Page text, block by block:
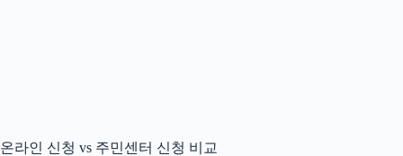
온라인 신청 vs 주민센터 신청 비교